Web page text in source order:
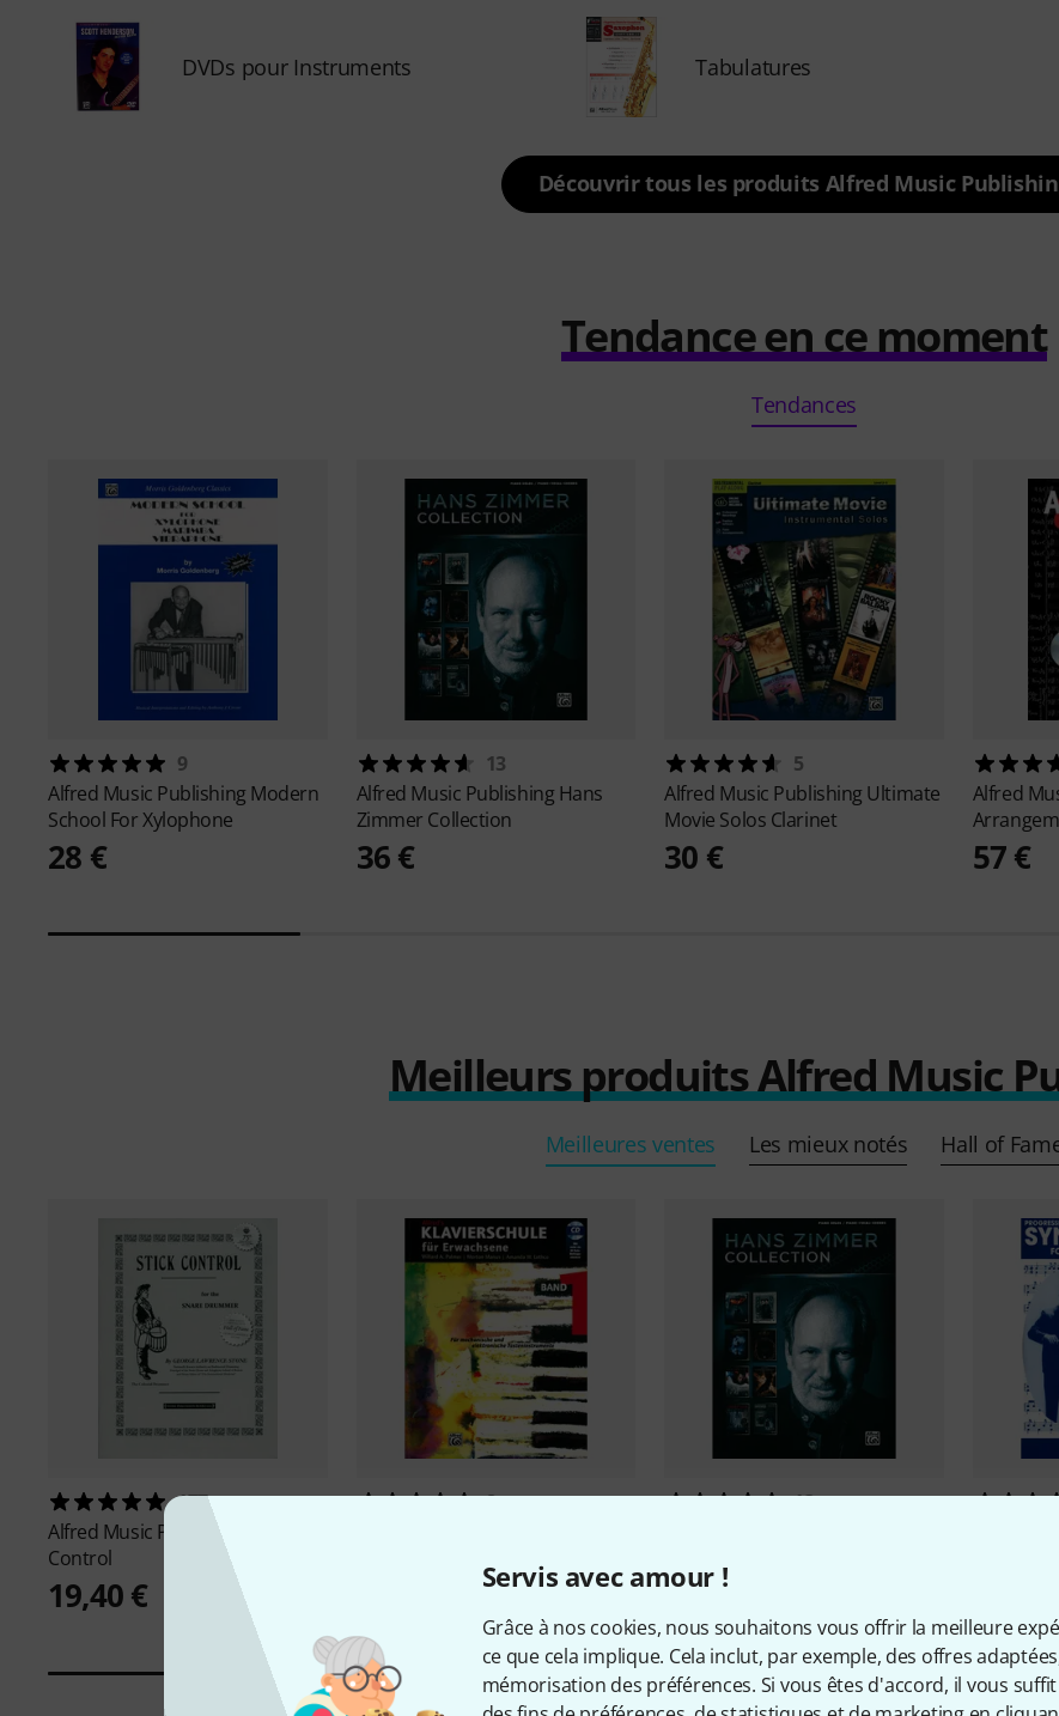
Servis avec amour !
Grâce à nos cookies, nous souhaitons vous offrir la meilleure
ce que cela implique. Cela inclut, par exemple, des offres
mémorisation des préférences. Si vous êtes d'accord, il vous
DVDs pour Instruments Tabulatures
Découvrir tous les produits Alfred Music
Tendance en ce moment
Tendances
9
Alfred Music Publishing Modern
School For Xylophone
28 €
13
Alfred Music Publishing Hans
Zimmer Collection
36 €
5
Alfred Music Publishing Ultimate
Movie Solos Clarinet
30 €
Alfred
57 €
Meilleurs produits Alfred Music
Meilleures ventes Les mieux notés Hall of
177
Alfred Music Publishing
Control
19,40 €
8
13
36 €